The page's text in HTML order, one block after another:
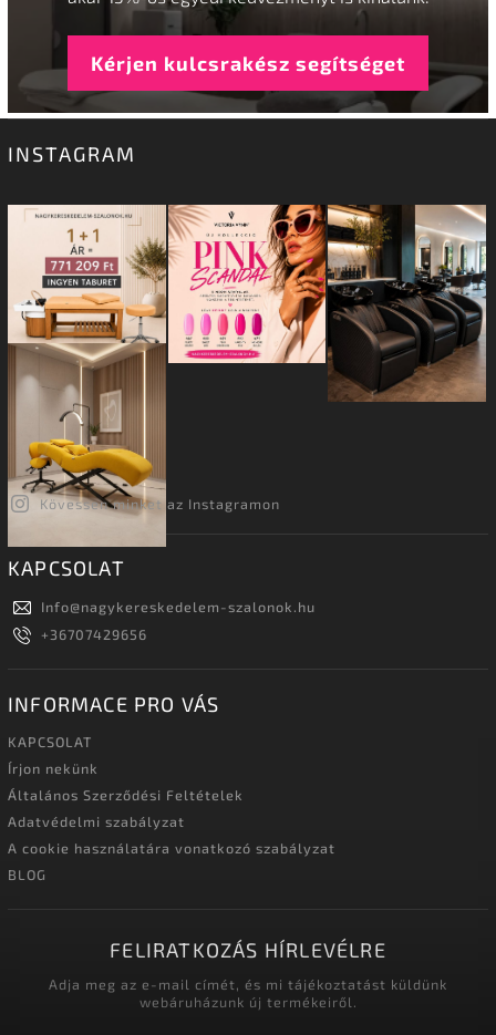
Kérjen kulcsrakész segítséget
INSTAGRAM
Kövessen minket az Instagramon
KAPCSOLAT
Info@nagykereskedelem-szalonok.hu
+36707429656
INFORMACE PRO VÁS
KAPCSOLAT
Írjon nekünk
Általános Szerződési Feltételek
Adatvédelmi szabályzat
A cookie használatára vonatkozó szabályzat
BLOG
FELIRATKOZÁS HÍRLEVÉLRE
Adja meg az e-mail címét, és mi tájékoztatást küldünk
webáruházunk új termékeiről.